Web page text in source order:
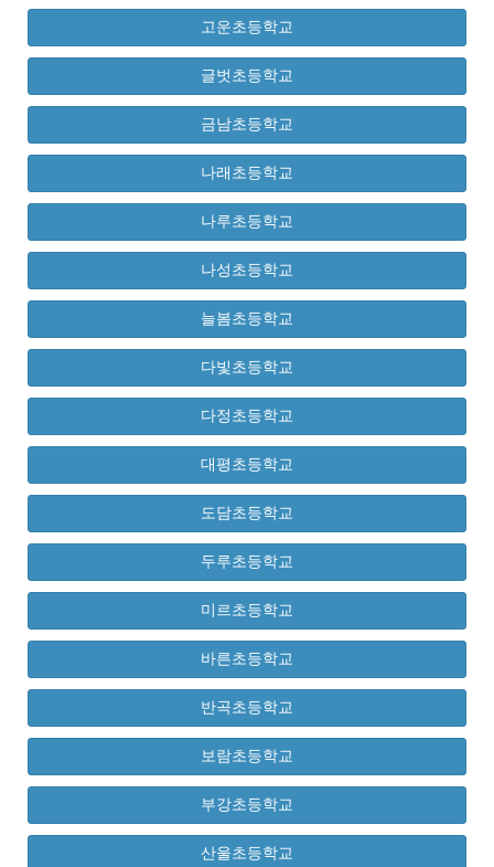
고운초등학교
글벗초등학교
금남초등학교
나래초등학교
나루초등학교
나성초등학교
늘봄초등학교
다빛초등학교
다정초등학교
대평초등학교
도담초등학교
두루초등학교
미르초등학교
바른초등학교
반곡초등학교
보람초등학교
부강초등학교
산울초등학교